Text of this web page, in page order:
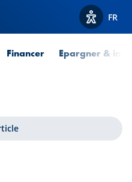
Afficher
FR
Financer Epargner &